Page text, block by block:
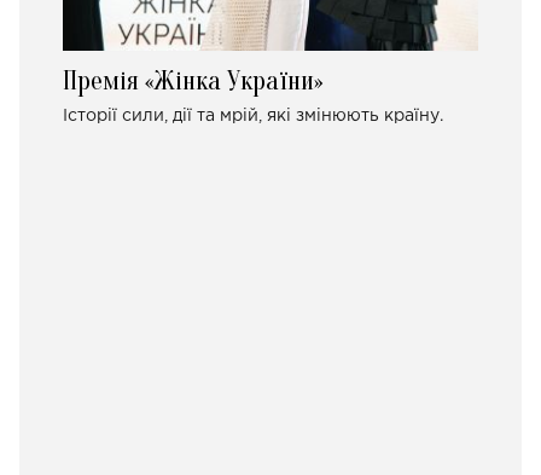
Премія «Жінка України»
Історії сили, дії та мрій, які змінюють країну.